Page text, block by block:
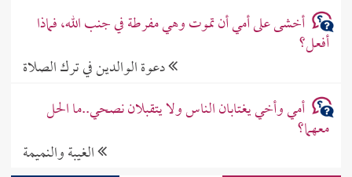
أخشى على أمي أن تموت وهي مفرطة في جنب الله، فماذا
أفعل؟
دعوة الوالدين في ترك الصلاة
أمي وأخي يغتابان الناس ولا يتقبلان نصحي..ما الحل
معهما؟
الغيبة والنميمة